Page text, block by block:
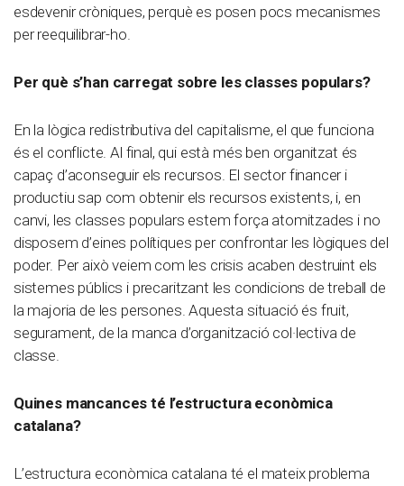
esdevenir cròniques, perquè es posen pocs mecanismes
per reequilibrar-ho.
Per què s’han carregat sobre les classes populars?
En la lògica redistributiva del capitalisme, el que funciona
és el conflicte. Al final, qui està més ben organitzat és
capaç d’aconseguir els recursos. El sector financer i
productiu sap com obtenir els recursos existents, i, en
canvi, les classes populars estem força atomitzades i no
disposem d’eines polítiques per confrontar les lògiques del
poder. Per això veiem com les crisis acaben destruint els
sistemes públics i precaritzant les condicions de treball de
la majoria de les persones. Aquesta situació és fruit,
segurament, de la manca d’organització col·lectiva de
classe.
Quines mancances té l’estructura econòmica
catalana?
L’estructura econòmica catalana té el mateix problema